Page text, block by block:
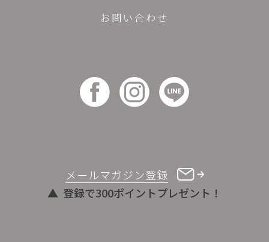
メールマガジン登録
登録で300ポイントプレゼント！
お問い合わせ